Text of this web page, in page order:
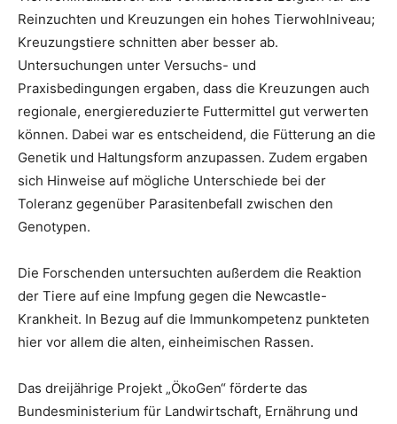
Reinzuchten und Kreuzungen ein hohes Tierwohlniveau;
Kreuzungstiere schnitten aber besser ab.
Untersuchungen unter Versuchs- und
Praxisbedingungen ergaben, dass die Kreuzungen auch
regionale, energiereduzierte Futtermittel gut verwerten
können. Dabei war es entscheidend, die Fütterung an die
Genetik und Haltungsform anzupassen. Zudem ergaben
sich Hinweise auf mögliche Unterschiede bei der
Toleranz gegenüber Parasitenbefall zwischen den
Genotypen.
Die Forschenden untersuchten außerdem die Reaktion
der Tiere auf eine Impfung gegen die Newcastle-
Krankheit. In Bezug auf die Immunkompetenz punkteten
hier vor allem die alten, einheimischen Rassen.
Das dreijährige Projekt „ÖkoGen“ förderte das
Bundesministerium für Landwirtschaft, Ernährung und